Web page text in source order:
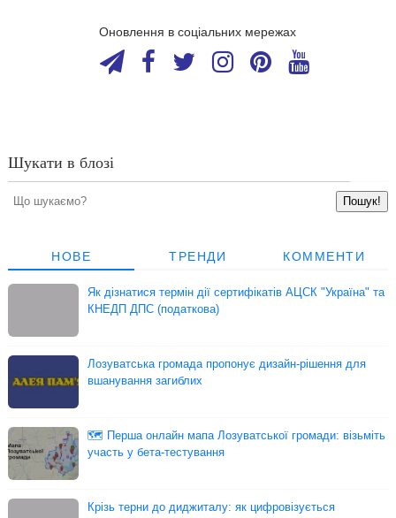
Оновлення в соціальних мережах
Шукати в блозі
НОВЕ ТРЕНДИ КОММЕНТИ
Як дізнатися термін дії сертифікатів АЦСК "Україна" та
КНЕДП ДПС (податкова)
Лозуватська громада пропонує дизайн-рішення для
вшанування загиблих
🗺 Перша онлайн мапа Лозуватської громади: візьміть
участь у бета-тестування
Крізь терни до диджиталу: як цифровізується